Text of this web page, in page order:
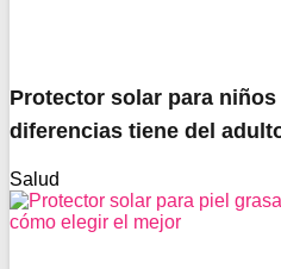
Protector solar para
diferencias tiene del
Salud